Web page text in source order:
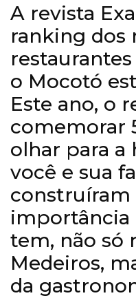
A revista
ranking dos
o Mocotó
Este ano, o
comemorar
olhar para a
você e sua
construíram
importância
tem, não só
Medeiros,
da